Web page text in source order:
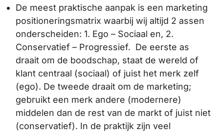
De meest praktische aanpak is een marketing
positioneringsmatrix waarbij wij altijd 2 assen
onderscheiden: 1. Ego – Sociaal en, 2.
Conservatief – Progressief. De eerste as
draait om de boodschap, staat de wereld of
klant centraal (sociaal) of juist het merk zelf
(ego). De tweede draait om de marketing;
gebruikt een merk andere (modernere)
middelen dan de rest van de markt of juist niet
(conservatief). In de praktijk zijn veel